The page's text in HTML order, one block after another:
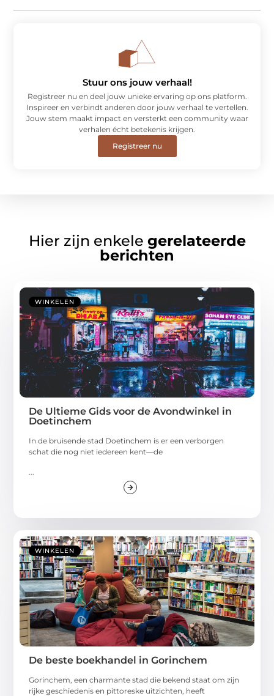
Stuur ons jouw verhaal!
Registreer nu en deel jouw unieke ervaring op ons platform.
Inspireer en verbindt anderen door jouw verhaal te vertellen.
Jouw stem maakt impact en versterkt een community waar
verhalen écht betekenis krijgen.
Registreer nu
Hier zijn enkele gerelateerde
berichten
WINKELEN
De Ultieme Gids voor de Avondwinkel in
Doetinchem
In de bruisende stad Doetinchem is er een verborgen
schat die nog niet iedereen kent—de
WINKELEN
De beste boekhandel in Gorinchem
Gorinchem, een charmante stad die bekend staat om zijn
rijke geschiedenis en pittoreske uitzichten, heeft